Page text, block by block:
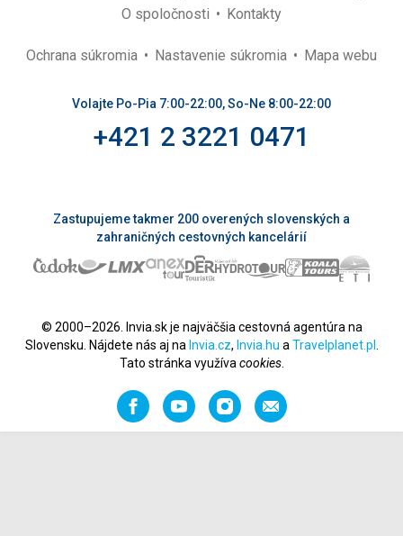
O spoločnosti
Kontakty
Ochrana súkromia Nastavenie súkromia Mapa webu
Volajte Po-Pia 7:00-22:00, So-Ne 8:00-22:00
+421 2 3221 0471
Zastupujeme takmer 200 overených slovenských a
zahraničných cestovných kancelárií
© 2000–2026. Invia.sk je najväčšia cestovná agentúra na
Slovensku. Nájdete nás aj na Invia.cz, Invia.hu a Travelplanet.pl
Tato stránka využíva cookies.
FacebookYouTubeInstagramOdporučiť